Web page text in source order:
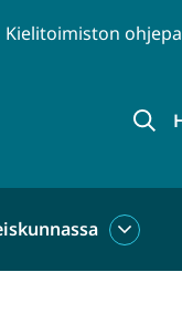
Kielitoimiston
Kieli